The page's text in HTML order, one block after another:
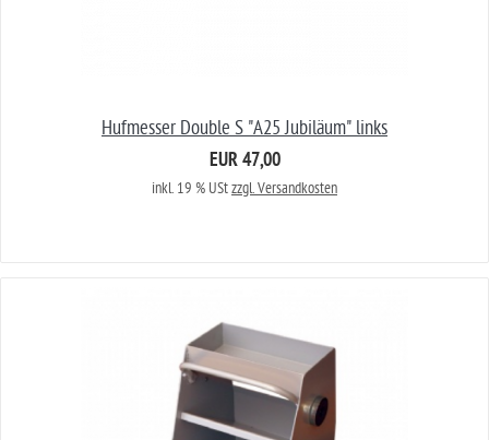
Hufmesser Double S "A25 Jubiläum" links
EUR 47,00
inkl. 19 % UStzzgl. Versandkosten